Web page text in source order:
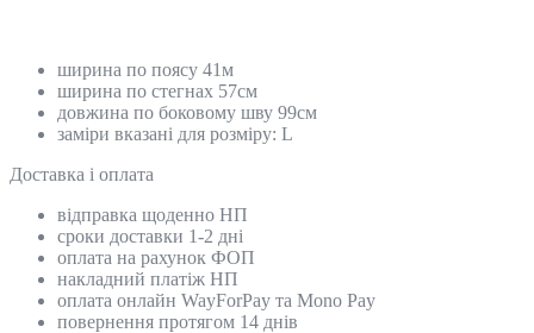
ширина по поясу 41м
ширина по стегнах 57см
довжина по боковому шву 99см
заміри вказані для розміру: L
Доставка і оплата
відправка щоденно НП
сроки доставки 1-2 дні
оплата на рахунок ФОП
накладний платіж НП
оплата онлайн WayForPay та Mono Pay
повернення протягом 14 днів